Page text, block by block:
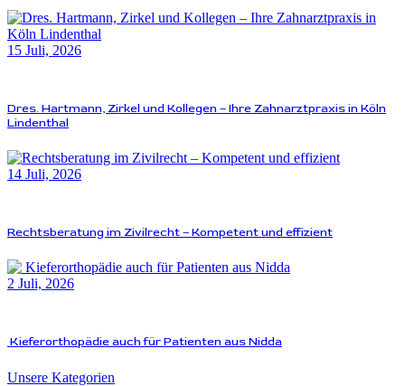
15 Juli, 2026
Dres. Hartmann, Zirkel und Kollegen – Ihre Zahnarztpraxis in Köln
Lindenthal
14 Juli, 2026
Rechtsberatung im Zivilrecht – Kompetent und effizient
2 Juli, 2026
Kieferorthopädie auch für Patienten aus Nidda
Unsere Kategorien